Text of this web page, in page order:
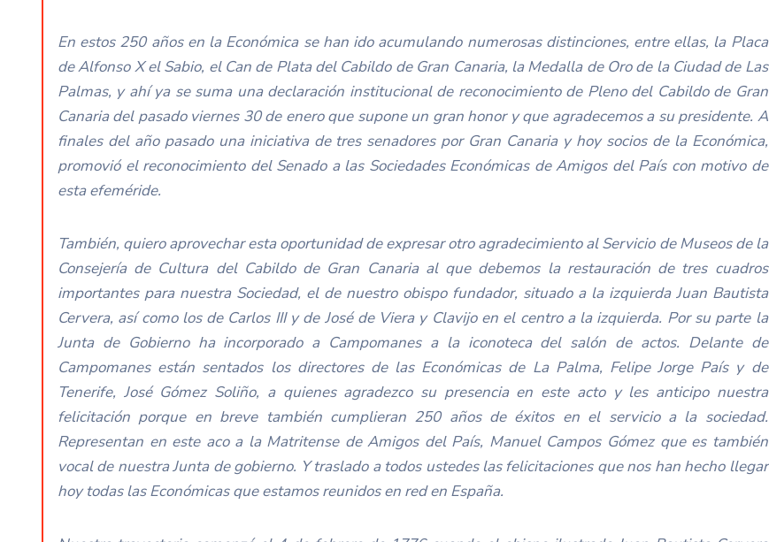
En estos 250 años en la Económica se han ido acumulando numerosas distinciones, entre ellas, la Placa
de Alfonso X el Sabio, el Can de Plata del Cabildo de Gran Canaria, la Medalla de Oro de la Ciudad de Las
Palmas, y ahí ya se suma una declaración institucional de reconocimiento de Pleno del Cabildo de Gran
Canaria del pasado viernes 30 de enero que supone un gran honor y que agradecemos a su presidente. A
finales del año pasado una iniciativa de tres senadores por Gran Canaria y hoy socios de la Económica,
promovió el reconocimiento del Senado a las Sociedades Económicas de Amigos del País con motivo de
esta efeméride.
También, quiero aprovechar esta oportunidad de expresar otro agradecimiento al Servicio de Museos de la
Consejería de Cultura del Cabildo de Gran Canaria al que debemos la restauración de tres cuadros
importantes para nuestra Sociedad, el de nuestro obispo fundador, situado a la izquierda Juan Bautista
Cervera, así como los de Carlos III y de José de Viera y Clavijo en el centro a la izquierda. Por su parte la
Junta de Gobierno ha incorporado a Campomanes a la iconoteca del salón de actos. Delante de
Campomanes están sentados los directores de las Económicas de La Palma, Felipe Jorge País y de
Tenerife, José Gómez Soliño, a quienes agradezco su presencia en este acto y les anticipo nuestra
felicitación porque en breve también cumplieran 250 años de éxitos en el servicio a la sociedad.
Representan en este aco a la Matritense de Amigos del País, Manuel Campos Gómez que es también
vocal de nuestra Junta de gobierno. Y traslado a todos ustedes las felicitaciones que nos han hecho llegar
hoy todas las Económicas que estamos reunidos en red en España.